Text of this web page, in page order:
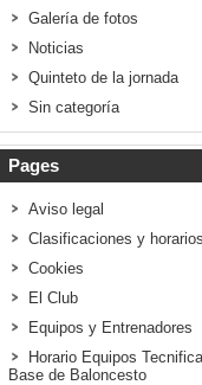
Galería de fotos
Noticias
Quinteto de la jornada
Sin categoría
Pages
Aviso legal
Clasificaciones y horarios
Cookies
El Club
Equipos y Entrenadores
Horario Equipos
Base de Baloncesto